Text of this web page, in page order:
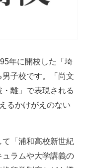
年に開校した「埼
子校です。「尚文
離」で表現される
るかけがえのない
「浦和高校新世紀
ラムや大学講義の